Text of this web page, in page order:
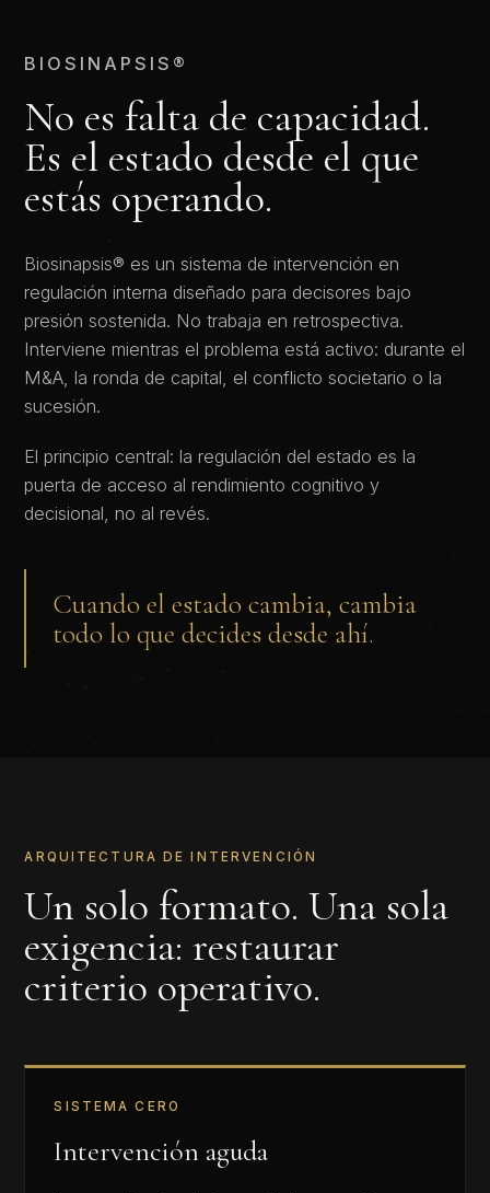
BIOSINAPSIS®
No es falta de capacidad.
Es el estado desde el que
estás operando.
Biosinapsis® es un sistema de intervención en
regulación interna diseñado para decisores bajo
presión sostenida. No trabaja en retrospectiva.
Interviene mientras el problema está activo: durante el
M&A, la ronda de capital, el conflicto societario o la
sucesión.
El principio central: la regulación del estado es la
puerta de acceso al rendimiento cognitivo y
decisional, no al revés.
Cuando el estado cambia, cambia
todo lo que decides desde ahí.
ARQUITECTURA DE INTERVENCIÓN
Un solo formato. Una sola
exigencia: restaurar
criterio operativo.
SISTEMA CERO
Intervención aguda